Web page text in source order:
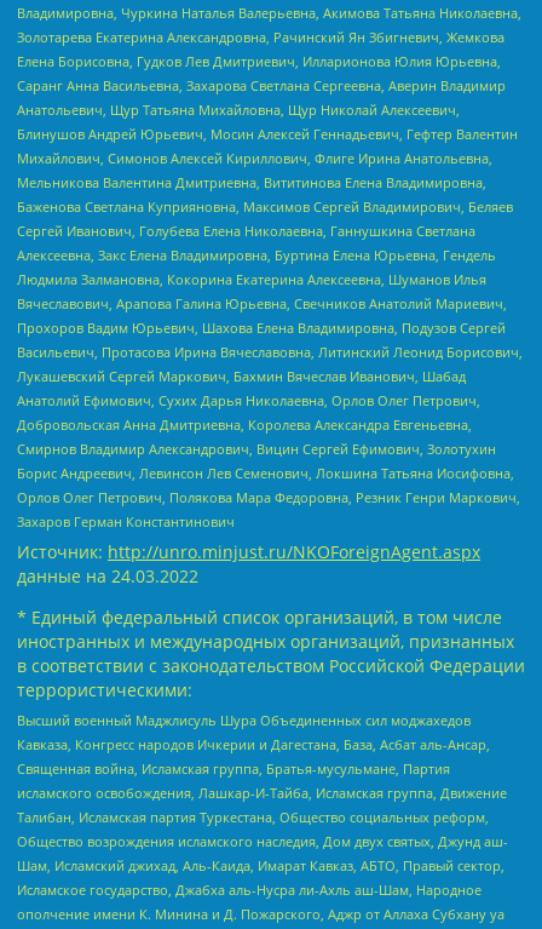
Владимировна, Чуркина Наталья Валерьевна, Акимова Татьяна Николаевна,
Золотарева Екатерина Александровна, Рачинский Ян Збигневич, Жемкова
Елена Борисовна, Гудков Лев Дмитриевич, Илларионова Юлия Юрьевна,
Саранг Анна Васильевна, Захарова Светлана Сергеевна, Аверин Владимир
Анатольевич, Щур Татьяна Михайловна, Щур Николай Алексеевич,
Блинушов Андрей Юрьевич, Мосин Алексей Геннадьевич, Гефтер Валентин
Михайлович, Симонов Алексей Кириллович, Флиге Ирина Анатольевна,
Мельникова Валентина Дмитриевна, Вититинова Елена Владимировна,
Баженова Светлана Куприяновна, Максимов Сергей Владимирович, Беляев
Сергей Иванович, Голубева Елена Николаевна, Ганнушкина Светлана
Алексеевна, Закс Елена Владимировна, Буртина Елена Юрьевна, Гендель
Людмила Залмановна, Кокорина Екатерина Алексеевна, Шуманов Илья
Вячеславович, Арапова Галина Юрьевна, Свечников Анатолий Мариевич,
Прохоров Вадим Юрьевич, Шахова Елена Владимировна, Подузов Сергей
Васильевич, Протасова Ирина Вячеславовна, Литинский Леонид Борисович,
Лукашевский Сергей Маркович, Бахмин Вячеслав Иванович, Шабад
Анатолий Ефимович, Сухих Дарья Николаевна, Орлов Олег Петрович,
Добровольская Анна Дмитриевна, Королева Александра Евгеньевна,
Смирнов Владимир Александрович, Вицин Сергей Ефимович, Золотухин
Борис Андреевич, Левинсон Лев Семенович, Локшина Татьяна Иосифовна,
Орлов Олег Петрович, Полякова Мара Федоровна, Резник Генри Маркович,
Захаров Герман Константинович
Источник: http://unro.minjust.ru/NKOForeignAgent.aspx
данные на 24.03.2022
* Единый федеральный список организаций, в том числе
иностранных и международных организаций, признанных
в соответствии с законодательством Российской Федерации
террористическими:
Высший военный Маджлисуль Шура Объединенных сил моджахедов
Кавказа, Конгресс народов Ичкерии и Дагестана, База, Асбат аль-Ансар,
Священная война, Исламская группа, Братья-мусульмане, Партия
исламского освобождения, Лашкар-И-Тайба, Исламская группа, Движение
Талибан, Исламская партия Туркестана, Общество социальных реформ,
Общество возрождения исламского наследия, Дом двух святых, Джунд аш-
Шам, Исламский джихад, Аль-Каида, Имарат Кавказ, АБТО, Правый сектор,
Исламское государство, Джабха аль-Нусра ли-Ахль аш-Шам, Народное
ополчение имени К. Минина и Д. Пожарского, Аджр от Аллаха Субхану уа